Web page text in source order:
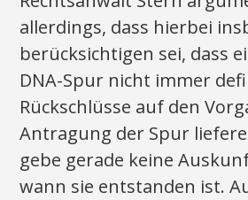
allerdings, dass hierbei
berücksichtigen sei, dass
DNA-Spur nicht immer
Rückschlüsse auf den
Antragung der Spur
gebe gerade keine
wann sie entstanden ist.